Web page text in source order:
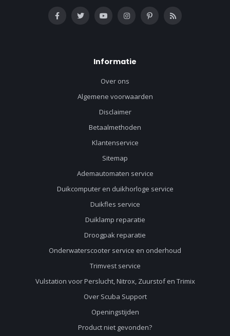
Informatie
Over ons
Algemene voorwaarden
Disclaimer
Betaalmethoden
Klantenservice
Sitemap
Ademautomaten service
Duikcomputer en duikhorloge service
Duikfles service
Duiklamp reparatie
Droogpak reparatie
Onderwaterscooter service en onderhoud
Trimvest service
Vulstation voor Perslucht, Nitrox, Zuurstof en Trimix
Over Scuba Support
Openingstijden
Product niet gevonden?